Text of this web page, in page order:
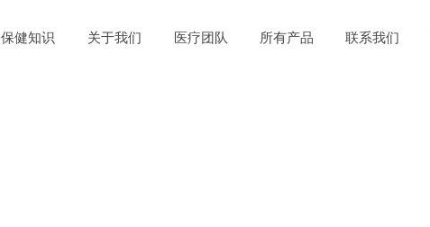
保健知识 关于我们 医疗团队 所有产品 联系我们